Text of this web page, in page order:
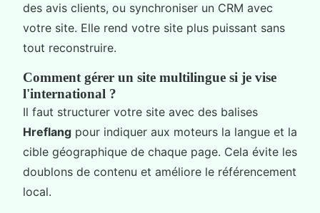
des avis clients, ou synchroniser un CRM avec
votre site. Elle rend votre site plus puissant sans
tout reconstruire.
Comment gérer un site multilingue si je vise
l'international ?
Il faut structurer votre site avec des balises
Hreflang pour indiquer aux moteurs la langue et la
cible géographique de chaque page. Cela évite les
doublons de contenu et améliore le référencement
local.